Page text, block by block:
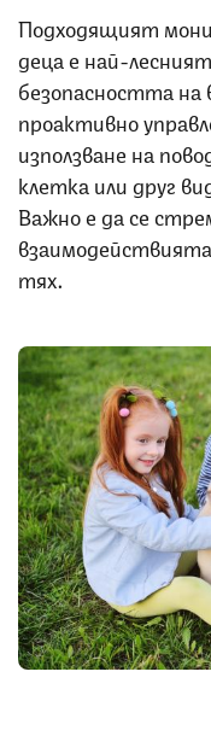
Подходящият
деца е най-
безопасността на
проактивно
използване на
клетка или друг
Важно е да се
тях.